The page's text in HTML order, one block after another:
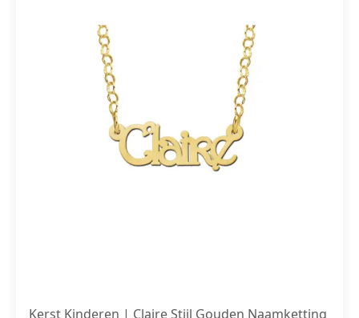
Kerst Kinderen | Claire Stijl Gouden Naamketting